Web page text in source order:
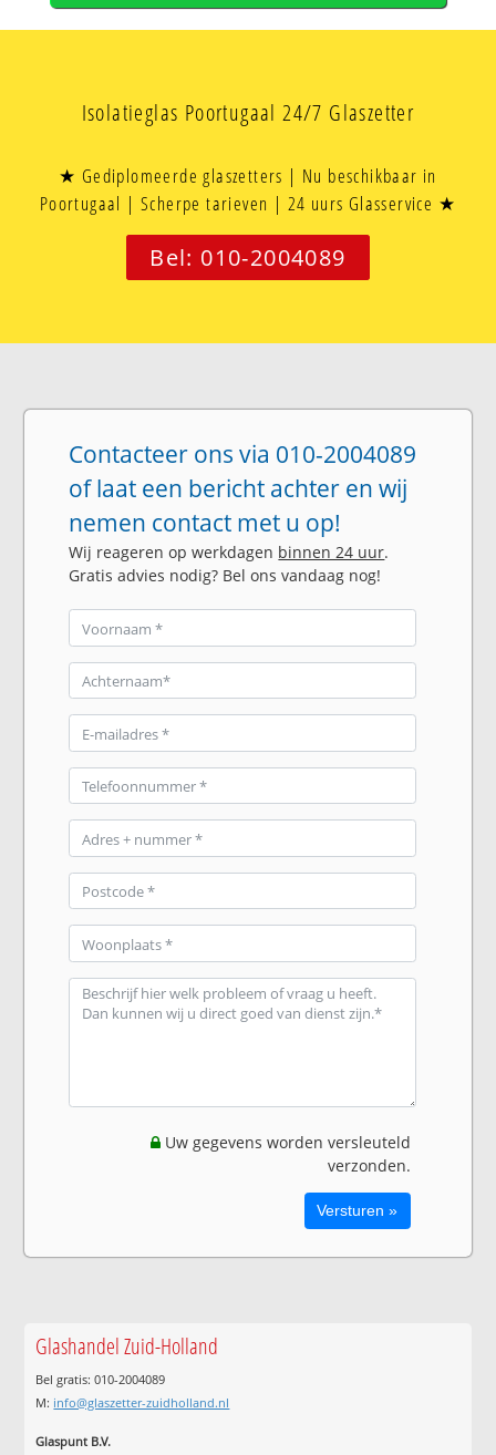
Isolatieglas Poortugaal 24/7 Glaszetter
★ Gediplomeerde glaszetters | Nu beschikbaar in
Poortugaal | Scherpe tarieven | 24 uurs Glasservice ★
Bel: 010-2004089
Contacteer ons via 010-2004089
of laat een bericht achter en wij
nemen contact met u op!
Wij reageren op werkdagen binnen 24 uur.
Gratis advies nodig? Bel ons vandaag nog!
Uw gegevens worden versleuteld
verzonden.
Glashandel Zuid-Holland
Bel gratis: 010-2004089
M: info@glaszetter-zuidholland.nl
Glaspunt B.V.